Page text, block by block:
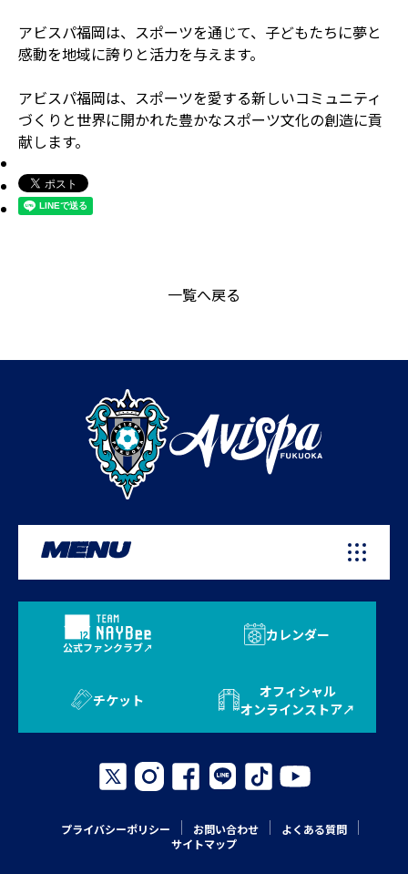
アビスパ福岡は、スポーツを通じて、子どもたちに夢と
感動を地域に誇りと活力を与えます。
アビスパ福岡は、スポーツを愛する新しいコミュニティ
づくりと世界に開かれた豊かなスポーツ文化の創造に貢
献します。
一覧へ戻る
MENU
公式ファンクラブ
カレンダー
チケット
オフィシャル
オンラインストア
プライバシーポリシー お問い合わせ
よくある質問
サイトマップ